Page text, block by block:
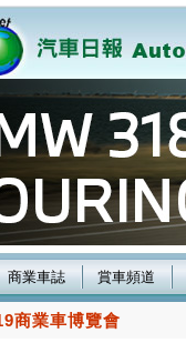
商業車誌 賞車頻道
商業車博覽會